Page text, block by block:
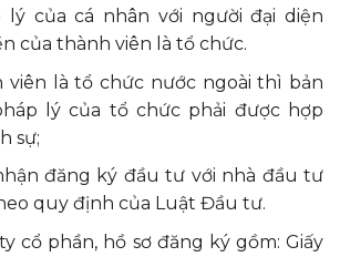
lý của cá nhân với người đại diện
của thành viên là tổ chức.
viên là tổ chức nước ngoài thì bản
lý của tổ chức phải được hợp
sự;
đăng ký đầu tư với nhà đầu tư
quy định của Luật Đầu tư.
cổ phần, hồ sơ đăng ký gồm: Giấy